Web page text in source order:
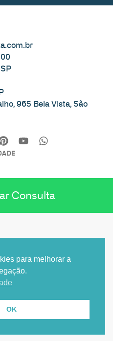
965 Bela Vista, São
Consulta
para melhorar a
OK